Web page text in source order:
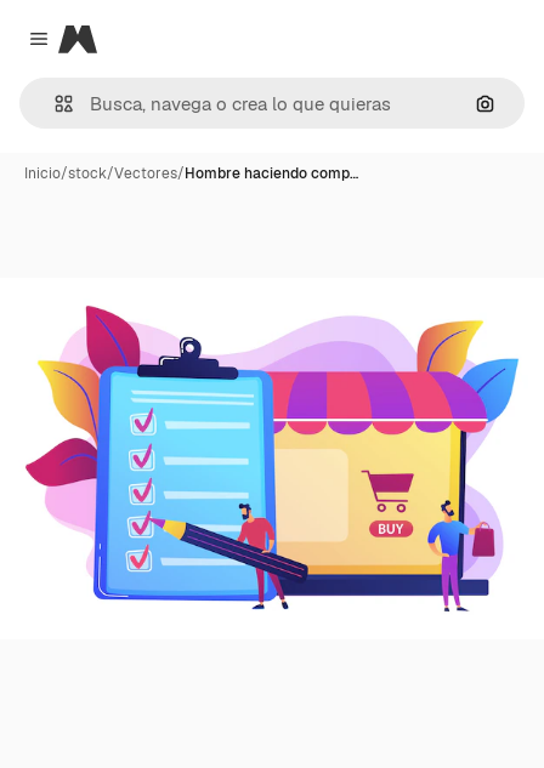
Close menu
Magnific
Inicio/stock/Vectores/Hombre haciendo comp…